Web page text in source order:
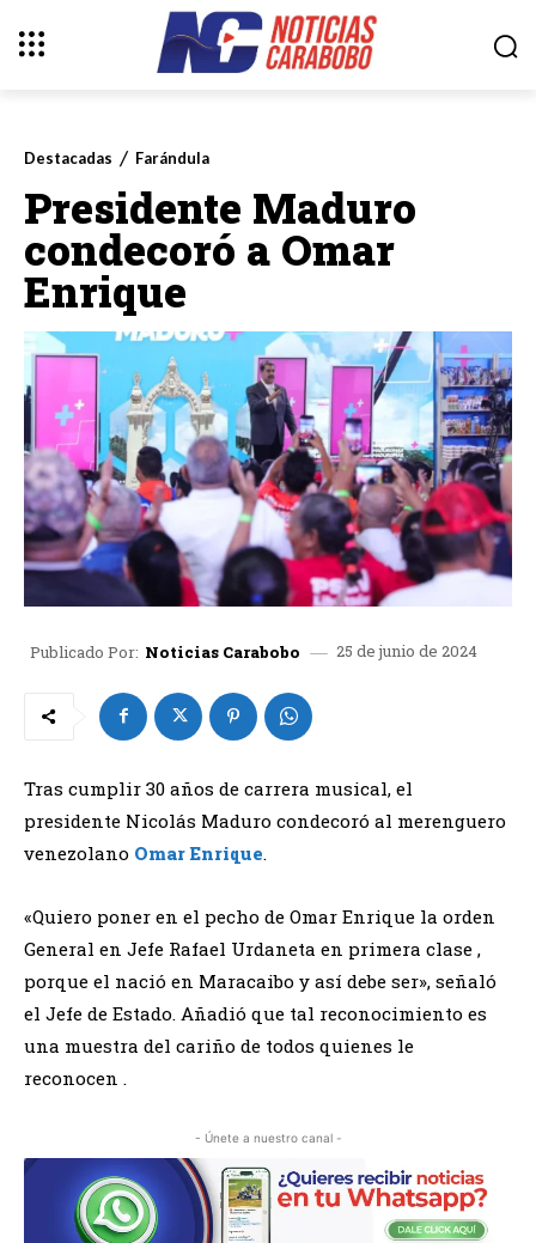
Destacadas Farándula
Presidente Maduro
condecoró a Omar
Enrique
Publicado Por: Noticias Carabobo 25 de junio de 2024
Tras cumplir 30 años de carrera musical, el
presidente Nicolás Maduro condecoró al merenguero
venezolano Omar Enrique.
«Quiero poner en el pecho de Omar Enrique la orden
General en Jefe Rafael Urdaneta en primera clase ,
porque el nació en Maracaibo y así debe ser», señaló
el Jefe de Estado. Añadió que tal reconocimiento es
una muestra del cariño de todos quienes le
reconocen .
- Únete a nuestro canal -